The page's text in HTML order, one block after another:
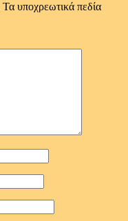
Τα υποχρεωτικά πεδία